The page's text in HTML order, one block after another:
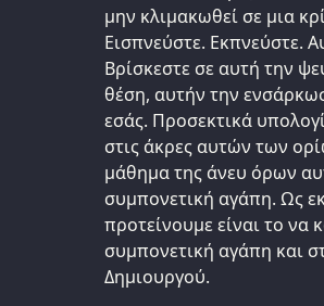
μην κλιμακωθεί σε μια
Εισπνεύστε. Εκπνεύστε.
Βρίσκεστε σε αυτή την
θέση, αυτήν την
εσάς. Προσεκτικά
στις άκρες αυτών των
μάθημα της άνευ όρων
συμπονετική αγάπη. Ως
προτείνουμε είναι το να
συμπονετική αγάπη και
Δημιουργού.